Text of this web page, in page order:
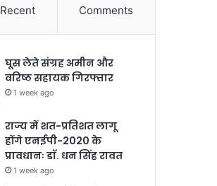
Recent Comments
घूस लेते संग्रह अमीन और
वरिष्ठ सहायक गिरफ्तार
1 week ago
राज्य में शत-प्रतिशत लागू
होंगे एनईपी-2020 के
प्रावधानः डाॅ. धन सिंह रावत
1 week ago